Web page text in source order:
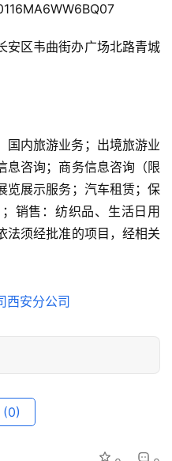
安区韦曲街办广场北路青城
国内旅游业务；出境旅游业
息咨询；商务信息咨询（限
览展示服务；汽车租赁；保
销售：纺织品、生活日用
法须经批准的项目，经相关
(0)